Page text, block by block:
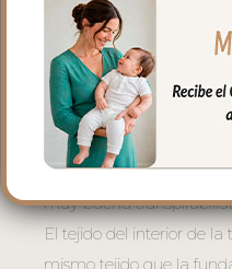
mediante cremalleras
al tono, que puedes
o quitar la tapa entera y
como colchoneta de
El relleno de la tapa es
hueca para mayor
muy buena
El tejido del interior de la
mismo tejido que la